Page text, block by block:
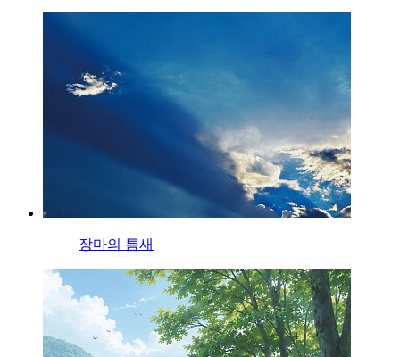
장마의 틈새